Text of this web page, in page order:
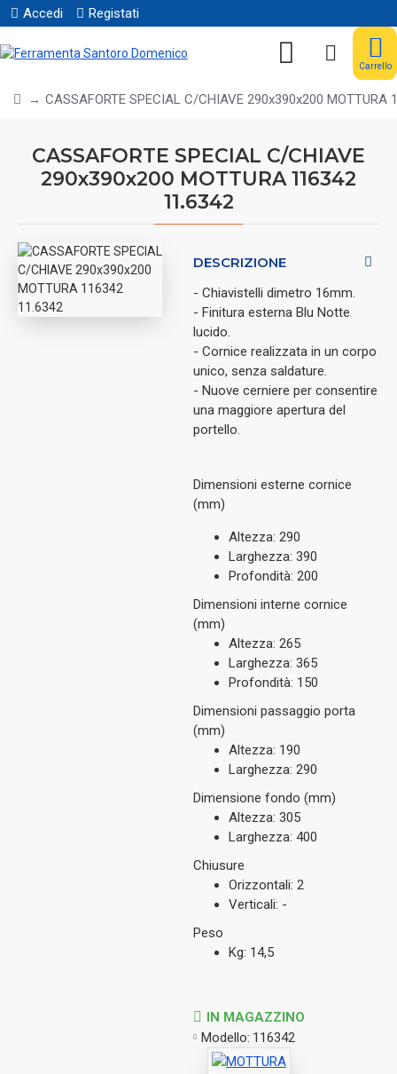
Accedi Registati
Carrello
CASSAFORTE SPECIAL C/CHIAVE 290x390x200 MOTTURA
CASSAFORTE SPECIAL C/CHIAVE
290x390x200 MOTTURA 116342
11.6342
DESCRIZIONE
- Chiavistelli dimetro 16mm.
- Finitura esterna Blu Notte
lucido.
- Cornice realizzata in un corpo
unico, senza saldature.
- Nuove cerniere per consentire
una maggiore apertura del
portello.
Dimensioni esterne cornice
(mm)
Altezza: 290
Larghezza: 390
Profondità: 200
Dimensioni interne cornice
(mm)
Altezza: 265
Larghezza: 365
Profondità: 150
Dimensioni passaggio porta
(mm)
Altezza: 190
Larghezza: 290
Dimensione fondo (mm)
Altezza: 305
Larghezza: 400
Chiusure
Orizzontali: 2
Verticali: -
Peso
Kg: 14,5
IN MAGAZZINO
Modello: 116342